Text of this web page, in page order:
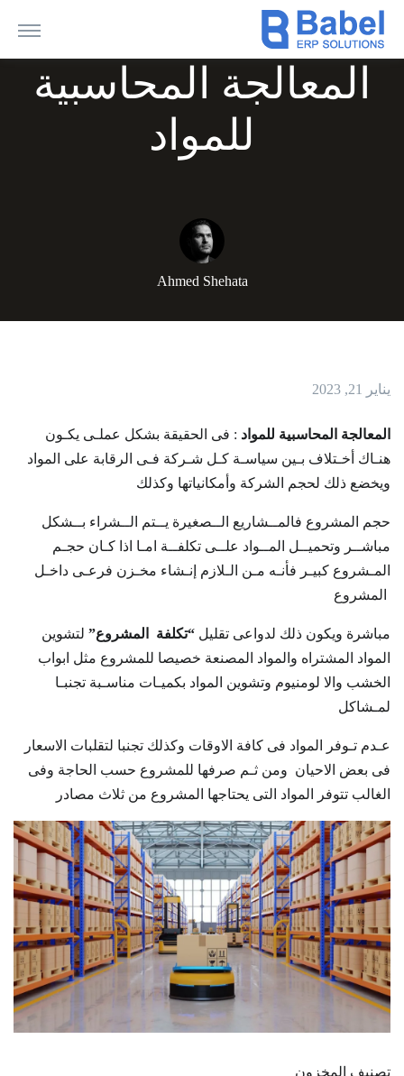
المعالجة المحاسبية
للمواد
Ahmed Shehata
يناير 21, 2023
المعالجة المحاسبية للمواد : فى الحقيقة بشكل عملـى يكـون
هنـاك أخـتلاف بـين سياسـة كـل شـركة فـى الرقابة على المواد
ويخضع ذلك لحجم الشركة وأمكانياتها وكذلك
حجم المشروع فالمــشاريع الــصغيرة يــتم الــشراء بــشكل
مباشــر وتحميــل المــواد علــى تكلفــة امـا اذا كـان حجـم
المـشروع كبيـر فأنـه مـن الـلازم إنـشاء مخـزن فرعـى داخـل
المشروع
مباشرة ويكون ذلك لدواعى تقليل “تكلفة المشروع” لتشوين
المواد المشتراه والمواد المصنعة خصيصا للمشروع مثل ابواب
الخشب والا لومنيوم وتشوين المواد بكميـات مناسـبة تجنبـا
لمـشاكل
عـدم تـوفر المواد فى كافة الاوقات وكذلك تجنبا لتقلبات الاسعار
فى بعض الاحيان ومن ثـم صرفها للمشروع حسب الحاجة وفى
الغالب تتوفر المواد التى يحتاجها المشروع من ثلاث مصادر
تصنيف المخزون